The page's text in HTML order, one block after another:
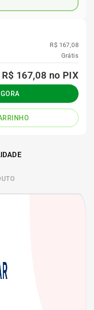
R$ 167,08
Grátis
R$ 167,08 no PIX